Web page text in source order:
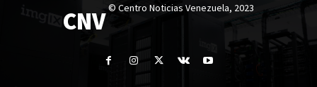
CNV © Centro Noticias Venezuela, 2023